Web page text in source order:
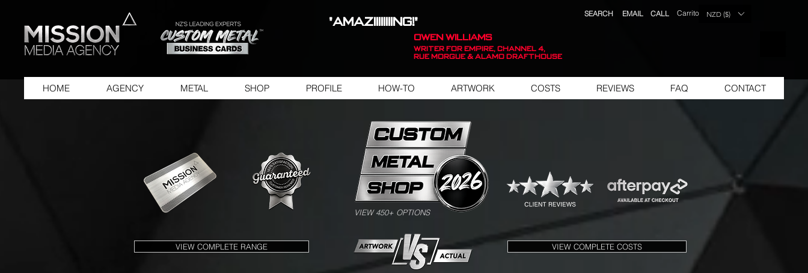
"AMAZIIIIIIIING!"
OWEN WILLIAMS
WRITER FOR EMPIRE, Channel 4,
Rue Morgue & Alamo Drafthouse
NZD ($)
CALL
SEARCH Carrito
EMAIL
HOME AGENCY METAL SHOP PROFILE HOW-TO ARTWORK COSTS REVIEWS FAQ CONTACT
SWIPE FOR ARTWORK EXAMPLES
VIEW 450+ OPTIONS
VIEW COMPLETE RANGE VIEW COMPLETE COSTS